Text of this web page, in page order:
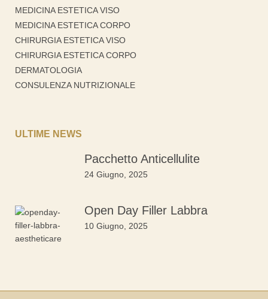
MEDICINA ESTETICA VISO
MEDICINA ESTETICA CORPO
CHIRURGIA ESTETICA VISO
CHIRURGIA ESTETICA CORPO
DERMATOLOGIA
CONSULENZA NUTRIZIONALE
ULTIME NEWS
Pacchetto Anticellulite
24 Giugno, 2025
Open Day Filler Labbra
10 Giugno, 2025